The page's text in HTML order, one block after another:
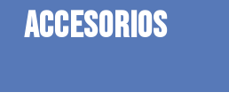
ACCESORIOS